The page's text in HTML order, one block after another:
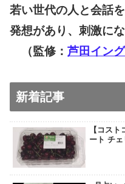
若い世代の人と会話
発想があり、刺激にな
（監修： 芦田イン
新着記事
【コス
ート チ